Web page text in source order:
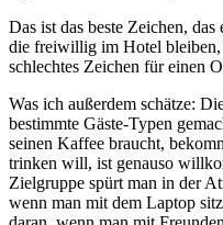
Das ist das beste Zeichen,
die freiwillig im Hotel bleiben,
schlechtes Zeichen für einen
Was ich außerdem schätze:
bestimmte Gäste-Typen
seinen Kaffee braucht,
trinken will, ist genauso
Zielgruppe spürt man in der
wenn man mit dem Laptop